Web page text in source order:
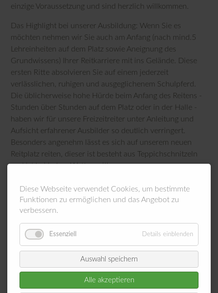
einzige Voraussetzung und sind herzlich willkommen.
Das Highlight bei unserer Ausbildung: Wenn Sie es
möchten nehmen wir Sie auch am Anfang (nach mind.5
Lehreinheiten auf dem Platz sowie Aneignung des
Grundwissens) Ihrer Reitkarriere mit ins Gelände. Diese
ersten Ritte absolvieren Sie auf einem jederzeit
verlässlichen, ruhigen und ausgeglichenem Schulpferd.
Die üblicherweise hohe Hürde beim Anfang des Reitens -
Stunden über Stunden auf dem Platz oder in der Halle -
haben wir für unsere Freizeitreiter unter Anleitung und
Aufsicht erfahrener Ausbilder so deutlich verringert.
Besonders angenehm lässt es sich auf unserem neuen
Reitplatz reiten, dieser ist besteht aus Teppichschnitzeln
und ist bei jedem Wetter reitbar.
Reitstunden bekommen Sie bereits ab einem Preis von
20,00 €/Stunde (inkl. Mwst). (weiterePreisinformationen
Diese Webseite verwendet Cookies, um bestimmte
Funktionen zu ermöglichen und das Angebot zu
verbessern.
Essenziell Details einblenden
Auswahl speichern
Alle akzeptieren